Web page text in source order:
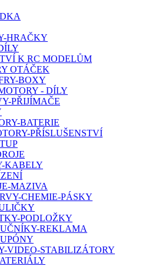
HRAČKY
K RC MODELŮM
OTÁČEK
BOXY
- DÍLY
PŘIJÍMAČE
BATERIE
PŘÍSLUŠENSTVÍ
KABELY
MAZIVA
CHEMIE-PÁSKY
PODLOŽKY
REKLAMA
VIDEO-STABILIZÁTORY